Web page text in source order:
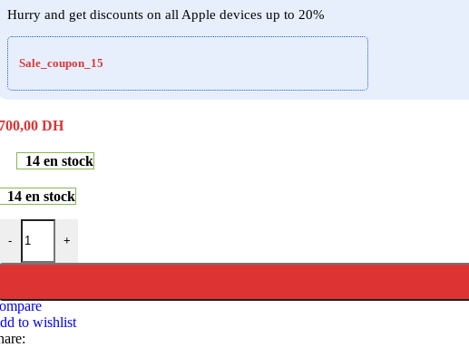
Hurry and get discounts on all Apple devices up to 20%
Sale_coupon_15
DH
14 en stock
14 en stock
-
de K&F Concept - Beta Backpack V2 - KF13.062V1
+
to wishlist